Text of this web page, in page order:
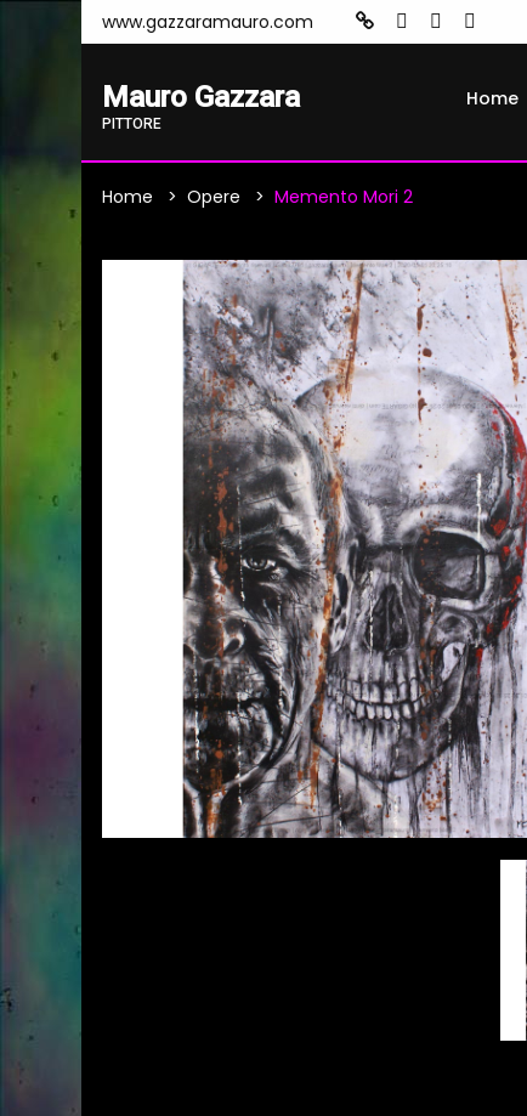
www.gazzaramauro.com
Mauro Gazzara
PITTORE
Home
Home Opere Memento Mori 2